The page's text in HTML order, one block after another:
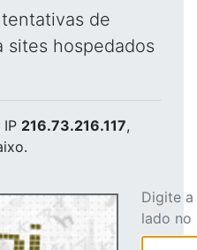
de
sites hospedados
216.73.216.117,
Digite
lado no